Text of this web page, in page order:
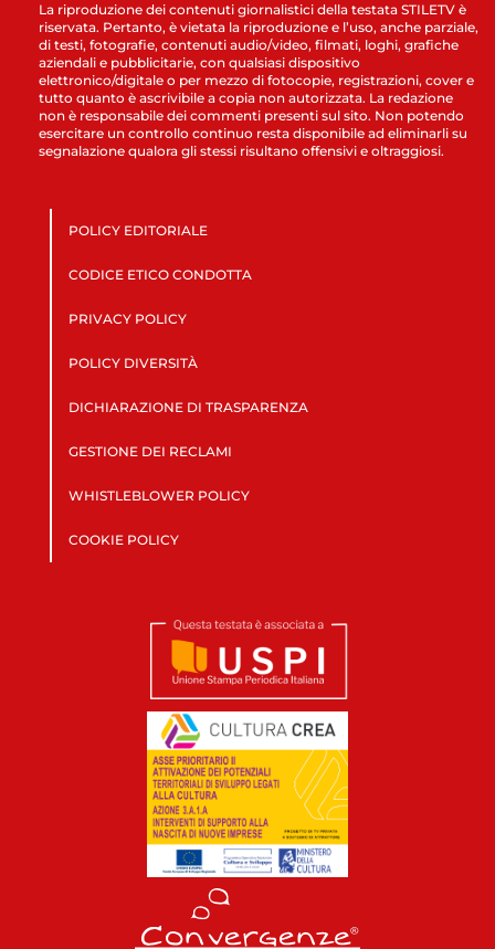
La riproduzione dei contenuti giornalistici della testata STILETV è
riservata. Pertanto, è vietata la riproduzione e l’uso, anche parziale,
di testi, fotografie, contenuti audio/video, filmati, loghi, grafiche
aziendali e pubblicitarie, con qualsiasi dispositivo
elettronico/digitale o per mezzo di fotocopie, registrazioni, cover e
tutto quanto è ascrivibile a copia non autorizzata. La redazione
non è responsabile dei commenti presenti sul sito. Non potendo
esercitare un controllo continuo resta disponibile ad eliminarli su
segnalazione qualora gli stessi risultano offensivi e oltraggiosi.
POLICY EDITORIALE
CODICE ETICO CONDOTTA
PRIVACY POLICY
POLICY DIVERSITÀ
DICHIARAZIONE DI TRASPARENZA
GESTIONE DEI RECLAMI
WHISTLEBLOWER POLICY
COOKIE POLICY